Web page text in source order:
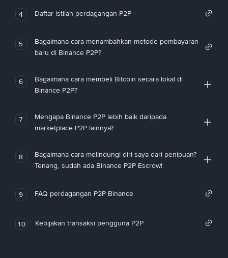
4 Daftar istilah perdagangan P2P
5
Bagaimana cara menambahkan metode pembayaran
baru di Binance P2P?
6
Bagaimana cara membeli Bitcoin secara lokal di
Binance P2P?
7
Mengapa Binance P2P lebih baik daripada
marketplace P2P lainnya?
8
Bagaimana cara melindungi diri saya dari penipuan?
Tenang, sudah ada Binance P2P Escrow!
9 FAQ perdagangan P2P Binance
10 Kebijakan transaksi pengguna P2P